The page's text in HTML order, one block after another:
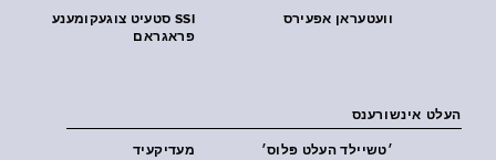
SSI סטעיט צוגעקומענע
פראגראם
וועטעראן אפעירס
העלט אינשורענס
מעדיקעיד
׳טשיילד העלט פּלוס׳